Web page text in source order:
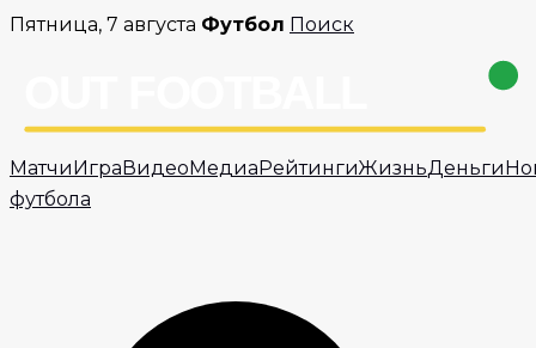
Перейти
Пятница, 7 августа Футбол Поиск
Матчи Игра Видео Медиа РейтингиЖизньДеньги
футбола